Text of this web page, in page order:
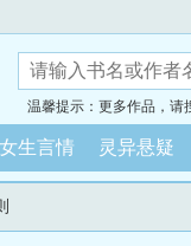
温馨提示：更多作品，请
女生言情 灵异悬疑